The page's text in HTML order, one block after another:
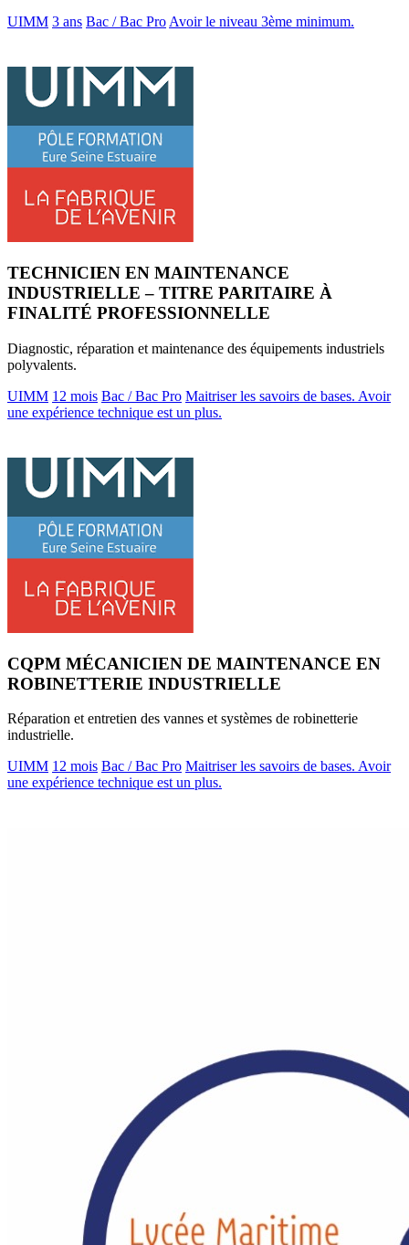
UIMM 3 ans Bac / Bac Pro Avoir le niveau 3ème minimum.
TECHNICIEN EN MAINTENANCE
INDUSTRIELLE – TITRE PARITAIRE À
FINALITÉ PROFESSIONNELLE
Diagnostic, réparation et maintenance des équipements industriels
polyvalents.
UIMM 12 mois Bac / Bac Pro Maitriser les savoirs de bases. Avoir
une expérience technique est un plus.
CQPM MÉCANICIEN DE MAINTENANCE EN
ROBINETTERIE INDUSTRIELLE
Réparation et entretien des vannes et systèmes de robinetterie
industrielle.
UIMM 12 mois Bac / Bac Pro Maitriser les savoirs de bases. Avoir
une expérience technique est un plus.